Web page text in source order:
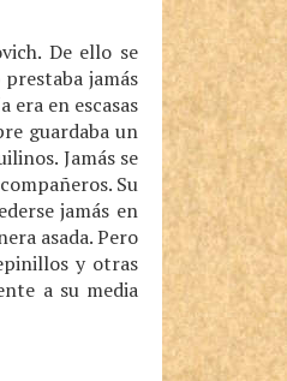
De ello se
jamás
era en escasas
guardaba un
Jamás se
Su
jamás en
asada. Pero
y otras
a su media